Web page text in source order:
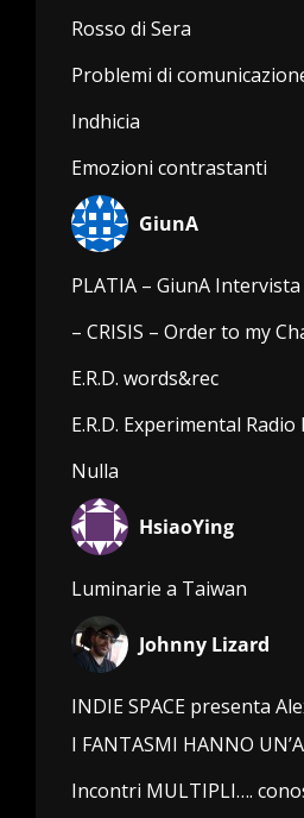
Rosso di Sera
Problemi di
Indhicia
Emozioni contrastanti
GiunA
PLATIA – GiunA Intervista
– CRISIS – Order to my
E.R.D. words&rec
E.R.D. Experimental Radio
Nulla
HsiaoYing
Luminarie a Taiwan
Johnny Lizard
INDIE SPACE presenta
I FANTASMI HANNO
Incontri MULTIPLI….